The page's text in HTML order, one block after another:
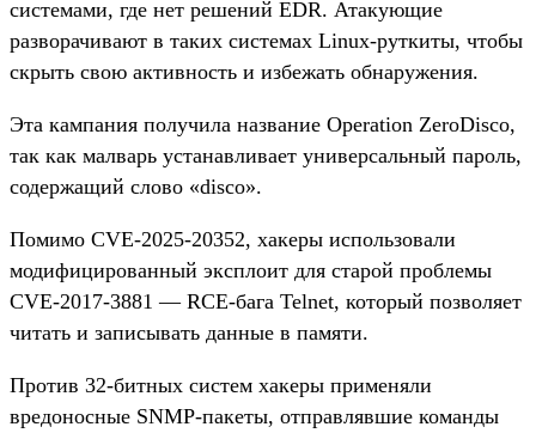
системами, где нет решений EDR. Атакующие
разворачивают в таких системах Linux-руткиты, чтобы
скрыть свою активность и избежать обнаружения.
Эта кампания получила название Operation ZeroDisco,
так как малварь устанавливает универсальный пароль,
содержащий слово «disco».
Помимо CVE-2025-20352, хакеры использовали
модифицированный эксплоит для старой проблемы
CVE-2017-3881 — RCE-бага Telnet, который позволяет
читать и записывать данные в памяти.
Против 32-битных систем хакеры применяли
вредоносные SNMP-пакеты, отправлявшие команды